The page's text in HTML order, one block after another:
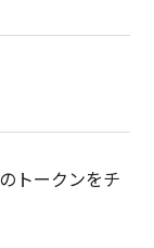
トークンをチ